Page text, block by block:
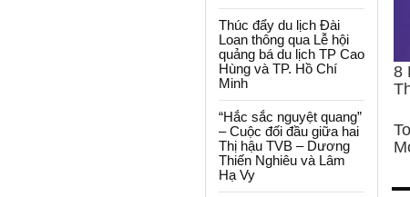
Thúc đẩy du lịch Đài
Loan thông qua Lễ hội
quảng bá du lịch TP Cao
Hùng và TP. Hồ Chí
Minh
“Hắc sắc nguyệt quang”
– Cuộc đối đầu giữa hai
Thị hậu TVB – Dương
Thiến Nghiêu và Lâm
Hạ Vy